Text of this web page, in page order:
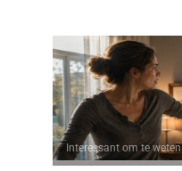
Interessant om te weten